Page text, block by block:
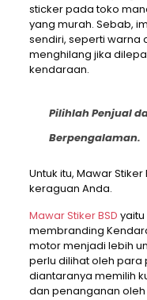
sticker pada toko
yang murah. Sebab,
sendiri, seperti warna
menghilang jika
kendaraan.
Pilihlah Penjual
Berpengalaman.
Untuk itu, Mawar
keraguan Anda.
Mawar Stiker BSD
membranding
motor menjadi lebih
perlu dilihat oleh
diantaranya memilih
dan penanganan